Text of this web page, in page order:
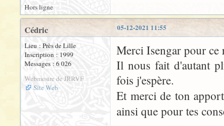
Hors ligne
05-12-2021 11:55
Cédric
Lieu : Près de Lille
Inscription : 1999
Messages : 6 026
Webmestre de JRRVF
Site Web
Merci Isengar pour ce
Il nous fait d'autant
fois j'espère.
Et merci de ton
ainsi que pour tes